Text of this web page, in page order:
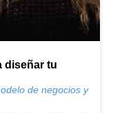
diseñar tu
de negocios y